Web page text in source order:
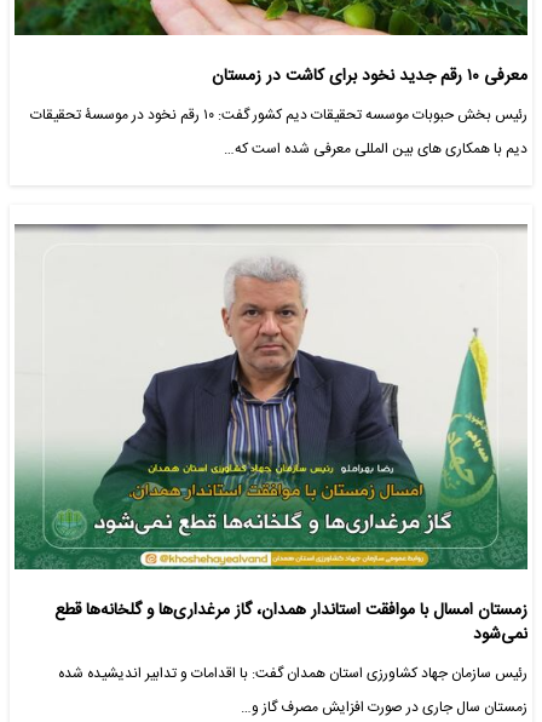
معرفی ۱۰ رقم جدید نخود برای کاشت در زمستان
رئیس بخش حبوبات موسسه تحقیقات دیم کشور گفت: ۱۰ رقم نخود در موسسۀ تحقیقات
دیم با همکاری های بین المللی معرفی شده است که…
زمستان امسال با موافقت استاندار همدان، گاز مرغداری‌ها و گلخانه‌ها قطع
نمی‌شود
رئیس سازمان جهاد کشاورزی استان همدان گفت: با اقدامات و تدابیر اندیشیده شده
زمستان سال جاری در صورت افزایش مصرف گاز و…